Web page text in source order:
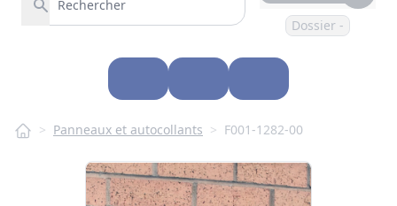
Dossier -
> Panneaux et autocollants > F001-1282-00